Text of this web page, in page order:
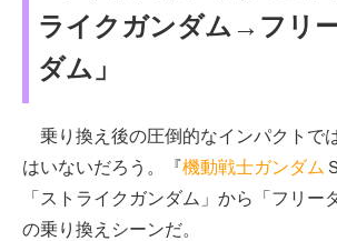
ライクガンダム→フリ
ダム」
乗り換え後の圧倒的なインパクトで
はいないだろう。『機動戦士ガンダム
「ストライクガンダム」から「フリー
の乗り換えシーンだ。